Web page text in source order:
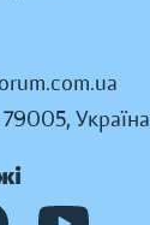
Україна